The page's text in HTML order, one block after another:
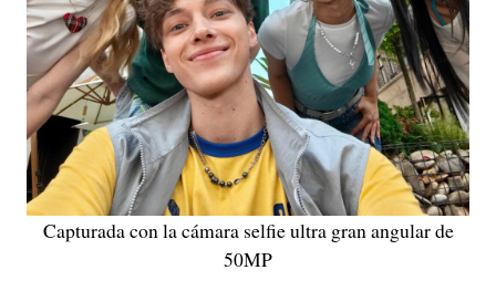
Capturada con la cámara selfie ultra gran angular de
50MP